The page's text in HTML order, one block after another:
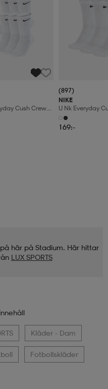
Cush Crew
(897)
NIKE
U Nk Everyday
3pr
169:-
här på Stadium. Här hittar
LUX SPORTS
Kläder - Dam
Fotbollskläder